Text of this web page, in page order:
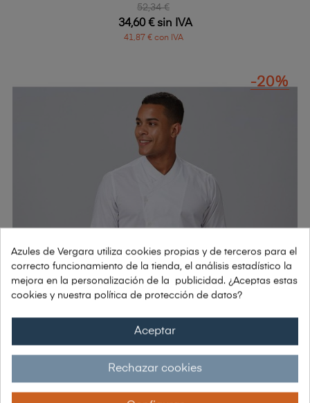
52,34 €
34,60 € sin IVA
41,87 € con IVA
-20%
Azules de Vergara utiliza cookies propias y de terceros para el
correcto funcionamiento de la tienda, el análisis estadístico la
mejora en la personalización de la publicidad. ¿Aceptas estas
cookies y nuestra política de protección de datos?
Aceptar
Rechazar cookies